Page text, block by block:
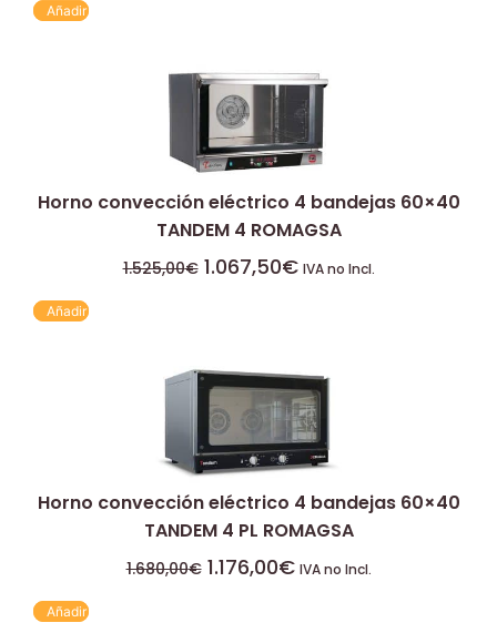
Añadir
Horno convección eléctrico 4 bandejas 60×40
TANDEM 4 ROMAGSA
1.525,00€ 1.067,50€ IVA no Incl.
Añadir
Horno convección eléctrico 4 bandejas 60×40
TANDEM 4 PL ROMAGSA
1.680,00€ 1.176,00€ IVA no Incl.
Añadir